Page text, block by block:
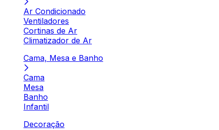
Ar Condicionado
Ventiladores
Cortinas de Ar
Climatizador de Ar
Cama, Mesa e Banho
Cama
Mesa
Banho
Infantil
Decoração